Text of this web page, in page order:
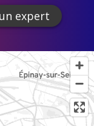
expert